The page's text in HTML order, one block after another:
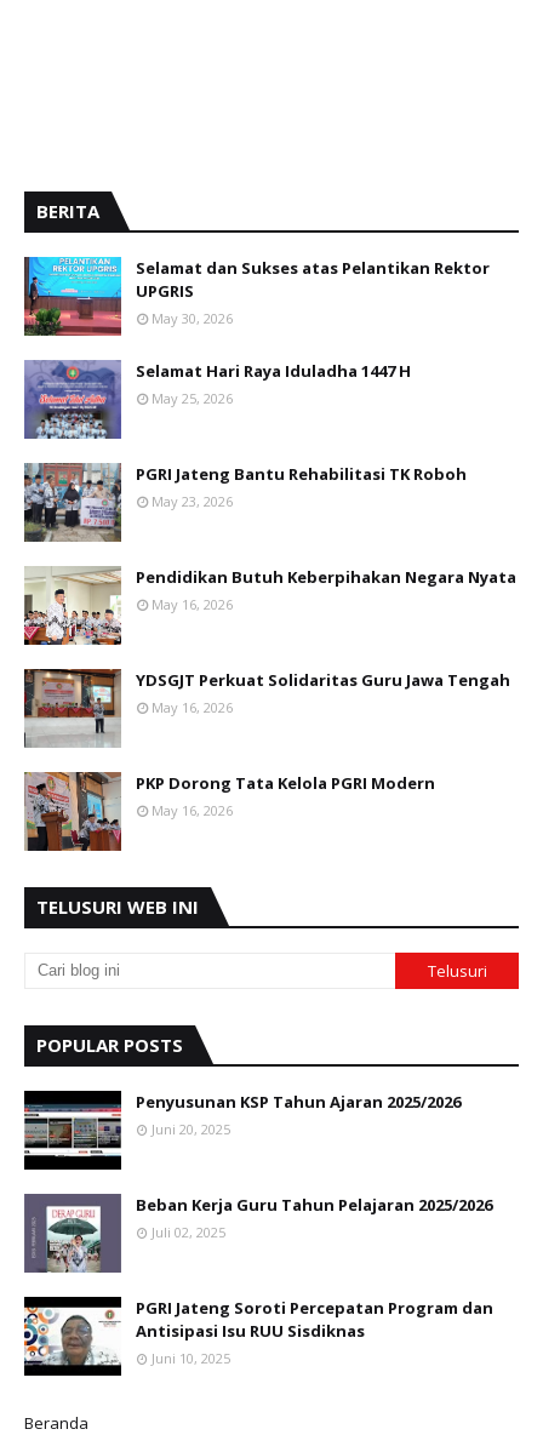
BERITA
Selamat dan Sukses atas Pelantikan Rektor
UPGRIS
May 30, 2026
Selamat Hari Raya Iduladha 1447 H
May 25, 2026
PGRI Jateng Bantu Rehabilitasi TK Roboh
May 23, 2026
Pendidikan Butuh Keberpihakan Negara Nyata
May 16, 2026
YDSGJT Perkuat Solidaritas Guru Jawa Tengah
May 16, 2026
PKP Dorong Tata Kelola PGRI Modern
May 16, 2026
TELUSURI WEB INI
POPULAR POSTS
Penyusunan KSP Tahun Ajaran 2025/2026
Juni 20, 2025
Beban Kerja Guru Tahun Pelajaran 2025/2026
Juli 02, 2025
PGRI Jateng Soroti Percepatan Program dan
Antisipasi Isu RUU Sisdiknas
Juni 10, 2025
Beranda